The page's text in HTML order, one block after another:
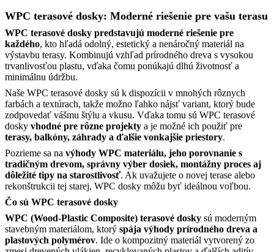
WPC terasové dosky: Moderné riešenie pre vašu terasu
WPC terasové dosky predstavujú moderné riešenie pre
každého, kto hľadá odolný, estetický a nenáročný materiál na
výstavbu terasy. Kombinujú vzhľad prírodného dreva s vysokou
trvanlivosťou plastu, vďaka čomu ponúkajú dlhú životnosť a
minimálnu údržbu.
Naše WPC terasové dosky sú k dispozícii v mnohých rôznych
farbách a textúrach, takže možno ľahko nájsť variant, ktorý bude
zodpovedať vášmu štýlu a vkusu. Vďaka tomu sú WPC terasové
dosky vhodné pre rôzne projekty a je možné ich použiť pre
terasy, balkóny, záhrady a ďalšie vonkajšie priestory.
Pozrieme sa na výhody WPC materiálu, jeho porovnanie s
tradičným drevom, správny výber dosiek, montážny proces aj
dôležité tipy na starostlivosť. Ak uvažujete o novej terase alebo
rekonštrukcii tej starej, WPC dosky môžu byť ideálnou voľbou.
Čo sú WPC terasové dosky
WPC (Wood-Plastic Composite) terasové dosky sú moderným
stavebným materiálom, ktorý spája výhody prírodného dreva a
plastových polymérov. Ide o kompozitný materiál vytvorený zo